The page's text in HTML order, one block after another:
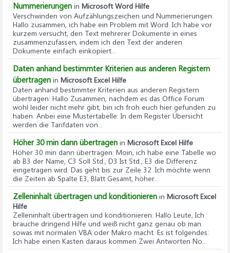
Nummerierungen in Microsoft Word Hilfe
Verschwinden von Aufzählungszeichen und Nummerierungen:
Hallo zusammen, ich habe ein Problem mit Word. Ich habe vor
kurzem versucht, den Text mehrerer Dokumente in eines
zusammenzufassen, indem ich den Text der anderen
Dokumente einfach einkopiert...
Daten anhand bestimmter Kriterien aus anderen Registern
übertragen in Microsoft Excel Hilfe
Daten anhand bestimmter Kriterien aus anderen Registern
übertragen: Hallo Zusammen, nachdem es das Office Forum
wohl leider nicht mehr gibt, bin ich froh euch hier gefunden zu
haben. Anbei eine Mustertabelle: In dem Register Übersicht
werden die Tarifdaten von...
Höher 30 min dann übertragen in Microsoft Excel Hilfe
Höher 30 min dann übertragen: Moin, ich habe eine Tabelle wo
ab B3 der Name, C3 Soll Std., D3 Ist Std., E3 die Differenz
eingetragen wird. Das geht bis zur Zeile 32. Ich möchte wenn
die Zeiten ab Spalte E3, Blatt Gesamt, höher...
Zelleninhalt übertragen und konditionieren in Microsoft Excel
Hilfe
Zelleninhalt übertragen und konditionieren: Hallo Leute, Ich
brauche dringend Hilfe und weiß nicht ganz genau ob man
sowas mit normalen VBA oder Makro macht. Es ist folgendes:
Ich habe einen Kasten daraus kommen Zwei Antworten No...